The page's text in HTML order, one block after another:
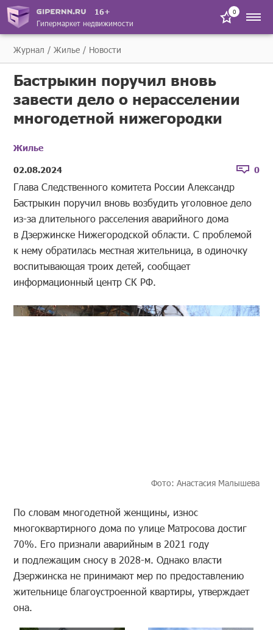
16+
Гипермаркет недвижимости
0
Журнал Жилье Новости
Бастрыкин поручил вновь
завести дело о нерасселении
многодетной нижегородки
Жилье
02.08.2024
0
Глава Следственного комитета России Александр
Бастрыкин поручил вновь возбудить уголовное дело
из-за длительного расселения аварийного дома
в Дзержинске Нижегородской области. С проблемой
к нему обратилась местная жительница, в одиночку
воспитывающая троих детей, сообщает
информационный центр СК РФ.
Фото: Анастасия Малышева
По словам многодетной женщины, износ
многоквартирного дома по улице Матросова достиг
70%. Его признали аварийным в 2021 году
и подлежащим сносу в 2028-м. Однако власти
Дзержинска не принимают мер по предоставлению
жительнице благоустроенной квартиры, утверждает
она.